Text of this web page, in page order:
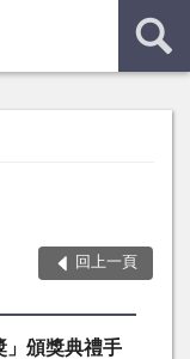
回上一頁
」頒獎典禮手